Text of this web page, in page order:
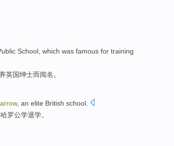
School, which was famous for training
英国绅士而闻名。
, an elite British school
罗公学退学。